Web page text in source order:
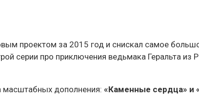
проектом за 2015 год и снискал самое
серии про приключения ведьмака Геральта
масштабных дополнения: «Каменные сердца» и